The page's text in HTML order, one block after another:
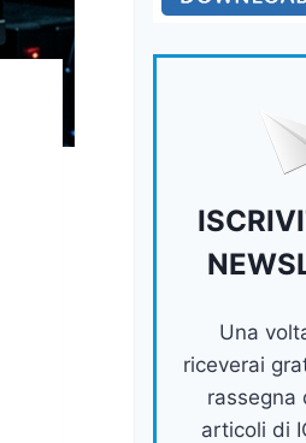
Una
riceverai
rassegna
articoli di